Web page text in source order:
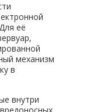
её
механизм
в
внутри